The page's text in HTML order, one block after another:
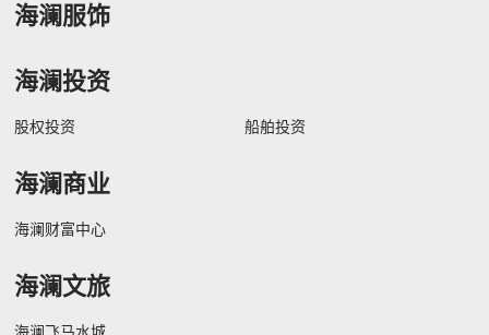
海澜服饰
海澜投资
股权投资 船舶投资
海澜商业
海澜财富中心
海澜文旅